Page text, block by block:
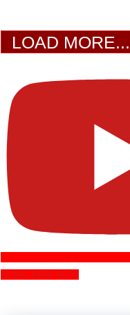
LOAD MORE...
SUBSCRIBE NOW